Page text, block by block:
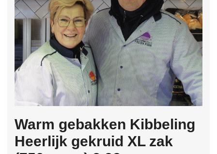
Warm gebakken Kibbeling
Heerlijk gekruid XL zak